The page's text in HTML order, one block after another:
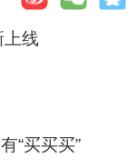
上线
“买买买”